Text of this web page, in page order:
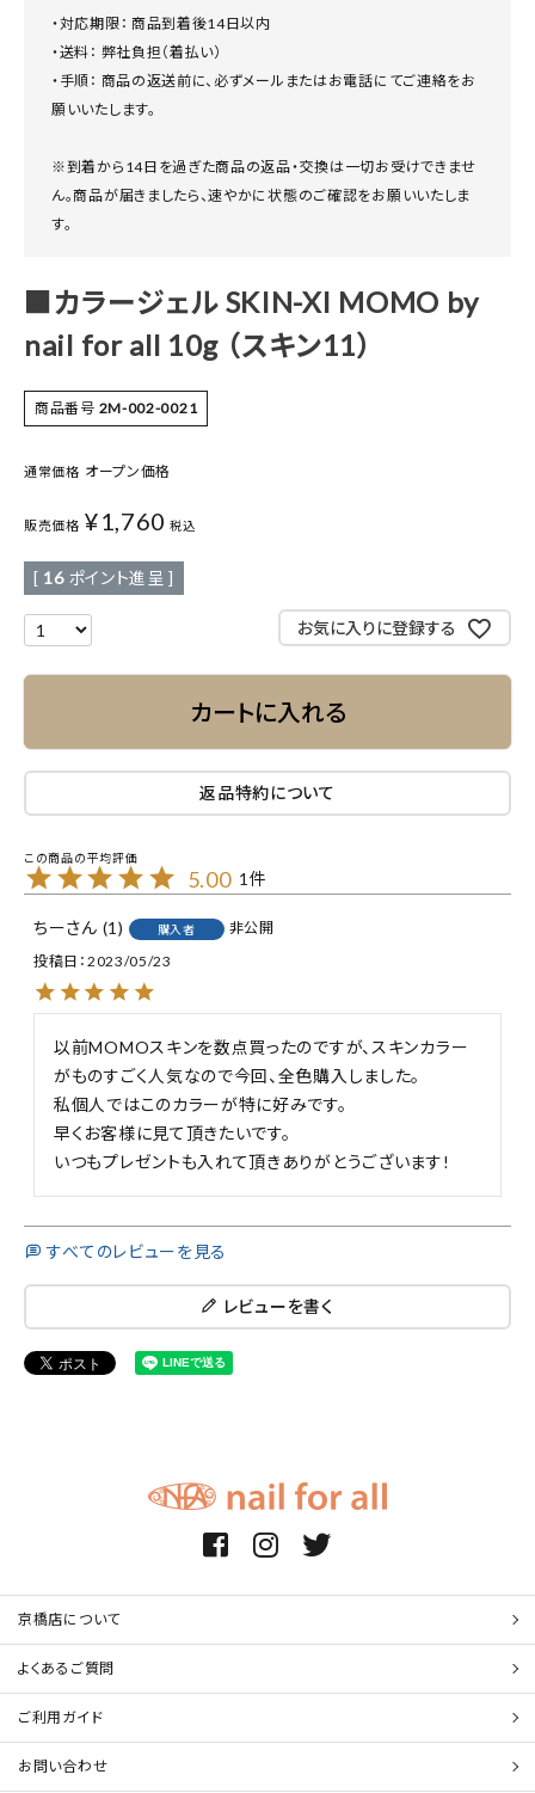
・対応期限： 商品到着後14日以内
・送料： 弊社負担（着払い）
・手順： 商品の返送前に、必ずメールまたはお電話にてご連絡をお
願いいたします。
※到着から14日を過ぎた商品の返品・交換は一切お受けできませ
ん。商品が届きましたら、速やかに状態のご確認をお願いいたしま
す。
■カラージェル SKIN-XI MOMO by
nail for all 10g （スキン11）
商品番号 2M-002-0021
通常価格 オープン価格
販売価格 ¥1,760 税込
[ 16 ポイント進呈 ]
お気に入りに登録する
カートに入れる
返品特約について
5.00 1
ちー 1 購入者
非公開
投稿日 2023/05/23
以前MOMOスキンを数点買ったのですが、スキンカラー
がものすごく人気なので今回、全色購入しました。
私個人ではこのカラーが特に好みです。
早くお客様に見て頂きたいです。
いつもプレゼントも入れて頂きありがとうございます!
すべてのレビューを見る
レビューを書く
京橋店について
よくあるご質問
ご利用ガイド
お問い合わせ